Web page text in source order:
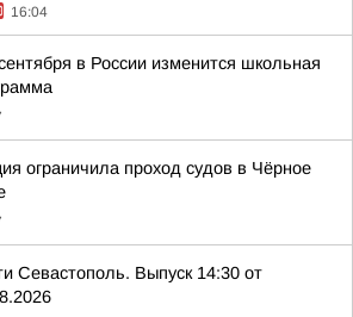
16:04
в России изменится школьная
ограничила проход судов в Чёрное
Севастополь. Выпуск 14:30 от